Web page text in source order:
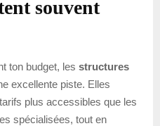
souvent
ton budget, les structures
excellente piste. Elles
plus accessibles que les
spécialisées, tout en